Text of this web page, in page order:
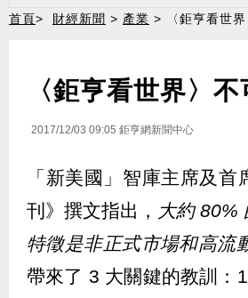
首頁> 財經新聞 > 產業 > 〈鉅亨看世
〈鉅亨看世界〉
2017/12/03 09:05 鉅亨網新聞中心
「新美國」智庫主席及
刊》撰文指出， 大約 80%
特徵是非正式市場和高流
帶來了 3 大關鍵的教訓：